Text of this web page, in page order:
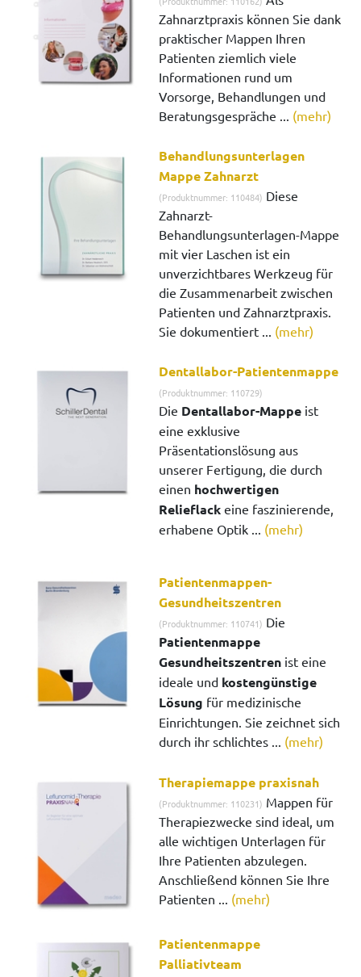
Zahnarztpraxis können Sie dank
praktischer Mappen Ihren
Patienten ziemlich viele
Informationen rund um
Vorsorge, Behandlungen und
Beratungsgespräche ... (mehr)
Behandlungsunterlagen
Mappe Zahnarzt
(Produktnummer: 110484) Diese
Zahnarzt-
Behandlungsunterlagen-Mappe
mit vier Laschen ist ein
unverzichtbares Werkzeug für
die Zusammenarbeit zwischen
Patienten und Zahnarztpraxis.
Sie dokumentiert ... (mehr)
Dentallabor-Patientenmappe
(Produktnummer: 110729)
Die Dentallabor-Mappe ist
eine exklusive
Präsentationslösung aus
unserer Fertigung, die durch
einen hochwertigen
Relieflack eine faszinierende,
erhabene Optik ... (mehr)
Patientenmappen-
Gesundheitszentren
(Produktnummer: 110741) Die
Patientenmappe
Gesundheitszentren ist eine
ideale und kostengünstige
Lösung für medizinische
Einrichtungen. Sie zeichnet sich
durch ihr schlichtes ... (mehr)
Therapiemappe praxisnah
(Produktnummer: 110231) Mappen für
Therapiezwecke sind ideal, um
alle wichtigen Unterlagen für
Ihre Patienten abzulegen.
Anschließend können Sie Ihre
Patienten ... (mehr)
Patientenmappe
Palliativteam